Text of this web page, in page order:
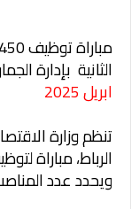
الثانية بإدارة
ابريل 2025
تنظم وزارة
الرباط، مباراة
ويحدد عدد